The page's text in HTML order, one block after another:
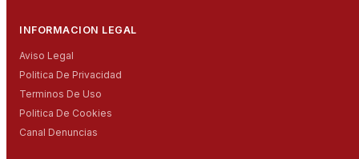
INFORMACION LEGAL
Aviso Legal
Politica De Privacidad
Terminos De Uso
Politica De Cookies
Canal Denuncias